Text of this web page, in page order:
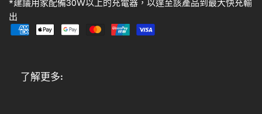
*建議用家配備30W以上的充電器，以達至該產品到最大快充輸
出
了解更多: